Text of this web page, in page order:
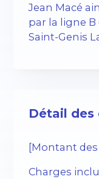
Jean Macé
par la ligne
Saint-Genis
Détail des
[Montant des
Charges